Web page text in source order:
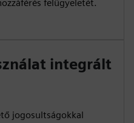
felügyeletét.
integrált
jogosultságokkal